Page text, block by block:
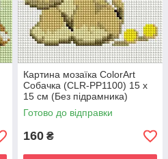
Картина мозаїка ColorArt
Собачка (CLR-PP1100) 15 х
15 см (Без підрамника)
Готово до відправки
160 ₴